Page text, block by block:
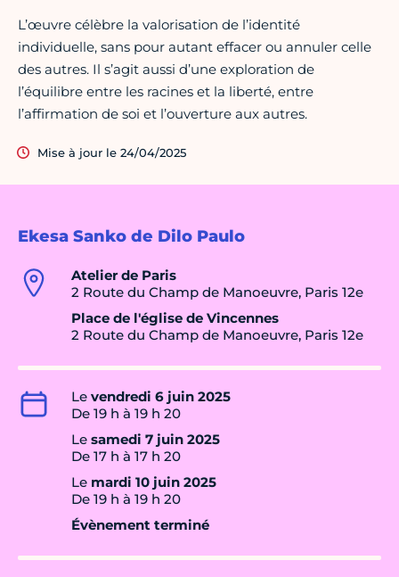
Ekesa Sanko de Dilo Paulo
Atelier de Paris
2 Route du Champ de Manoeuvre, Paris 12e
Place de l'église de Vincennes
2 Route du Champ de Manoeuvre, Paris 12e
Le vendredi 6 juin 2025
De 19 h à 19 h 20
Le samedi 7 juin 2025
De 17 h à 17 h 20
Le mardi 10 juin 2025
De 19 h à 19 h 20
Évènement terminé
L’œuvre célèbre la valorisation de l’identité
individuelle, sans pour autant effacer ou annuler celle
des autres. Il s’agit aussi d’une exploration de
l’équilibre entre les racines et la liberté, entre
l’affirmation de soi et l’ouverture aux autres.
Mise à jour le 24/04/2025